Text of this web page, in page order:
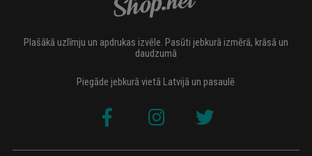
Plašākā uzlīmju un apdrukas izvēle. Pasūti jebkurā izmērā, krāsā un
daudzumā
Piegāde jebkurā vietā Latvijā un pasaulē